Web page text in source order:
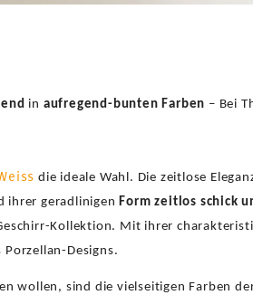
in aufregend-bunten Farben – Bei
die ideale Wahl. Die zeitlose
ihrer geradlinigen Form zeitlos schick
Kollektion. Mit ihrer
Designs.
wollen, sind die vielseitigen Farben